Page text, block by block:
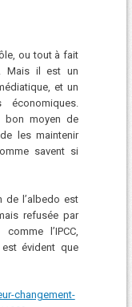
ou tout à fait
Mais il est un
et un
économiques.
bon moyen de
les maintenir
savent si
de l’albedo est
refusée par
l’IPCC,
évident que
changement-